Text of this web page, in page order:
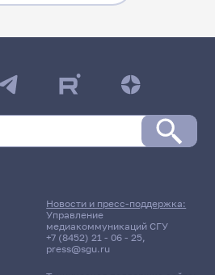
Новости и пресс-поддержка:
Управление
медиакоммуникаций СГУ
+7 (8452) 21 - 06 - 25,
press@sgu.ru